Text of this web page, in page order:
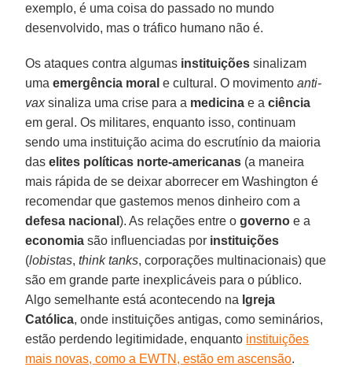
exemplo, é uma coisa do passado no mundo
desenvolvido, mas o tráfico humano não é.
Os ataques contra algumas instituições sinalizam
umaemergência moral e cultural. O movimentoanti-
vaxsinaliza uma crise para a medicina e aciência
em geral. Os militares, enquanto isso, continuam
sendo uma instituição acima do escrutínio da maioria
daselites políticas norte-americanas (a maneira
mais rápida de se deixar aborrecer em Washington é
recomendar que gastemos menos dinheiro com a
defesa nacional). As relações entre ogoverno e a
economia são influenciadas por instituições
(lobistas,think tanks, corporações multinacionais) que
são em grande parte inexplicáveis para o público.
Algo semelhante está acontecendo na Igreja
Católica, onde instituições antigas, como seminários,
estão perdendo legitimidade, enquanto instituições
mais novas, como a EWTN, estão em ascensão.